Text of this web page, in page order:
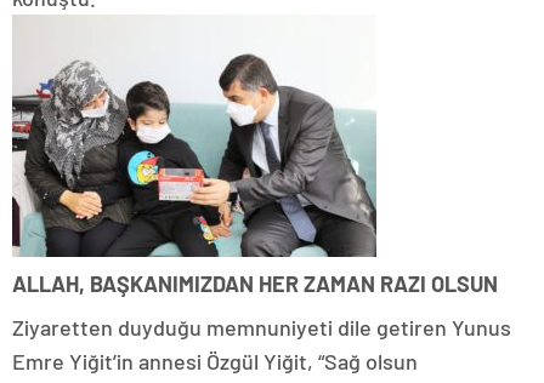
ALLAH, BAŞKANIMIZDAN HER ZAMAN RAZI OLSUN
Ziyaretten duyduğu memnuniyeti dile getiren Yunus
Emre Yiğit’in annesi Özgül Yiğit, “Sağ olsun